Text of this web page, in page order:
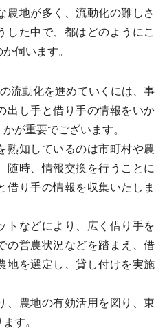
農地が多く、流動化の難しさ
した中で、都はどのようにこ
伺います。
流動化を進めていくには、事
出し手と借り手の情報をいか
が重要でございます。
知しているのは市町村や農
随時、情報交換を行うことに
借り手の情報を収集いたしま
などにより、広く借り手を
の営農状況などを踏まえ、借
地を選定し、貸し付けを実施
農地の有効活用を図り、東
す。